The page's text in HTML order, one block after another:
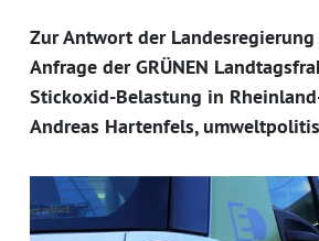
Zur Antwort der
Anfrage der GRÜNEN
Stickoxid-Belastung in
Andreas Hartenfels,